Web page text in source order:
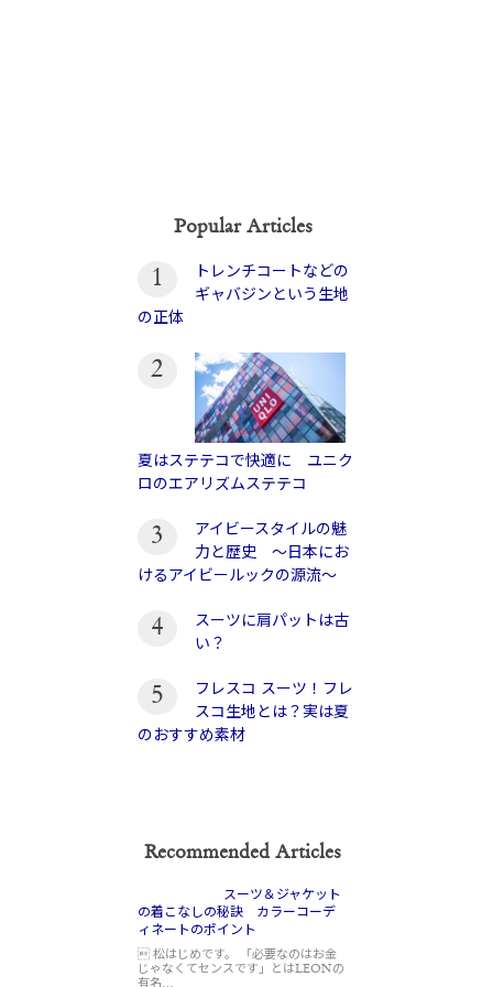
Popular Articles
1
トレンチコートなどの
ギャバジンという生地
の正体
2
夏はステテコで快適に ユニク
ロのエアリズムステテコ
3
アイビースタイルの魅
力と歴史 〜日本にお
けるアイビールックの源流〜
4
スーツに肩パットは古
い？
5
フレスコ スーツ！フレ
スコ生地とは？実は夏
のおすすめ素材
Recommended Articles
スーツ＆ジャケット
の着こなしの秘訣 カラーコーデ
ィネートのポイント
 松はじめです。 「必要なのはお金
じゃなくてセンスです」とはLEONの
有名…